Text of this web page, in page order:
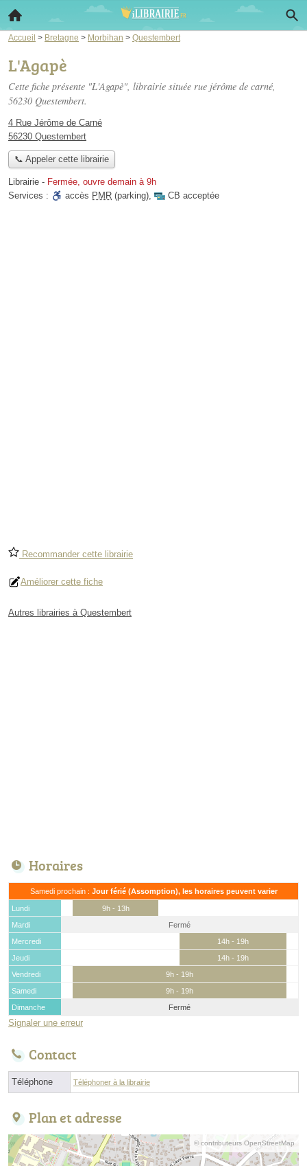
Accueil > Bretagne > Morbihan > Questembert
L'Agapè
Cette fiche présente "L'Agapè", librairie située rue jérôme de carné,
56230 Questembert.
4 Rue Jérôme de Carné
56230 Questembert
📞 Appeler cette librairie
Librairie - Fermée, ouvre demain à 9h
Services :
accès PMR (parking), CB acceptée
Recommander cette librairie
Améliorer cette fiche
Autres librairies à Questembert
Horaires
Samedi prochain : Jour férié (Assomption), les horaires peuvent varier
Lundi
9h - 13h
Mardi
Fermé
Mercredi
14h - 19h
Jeudi
14h - 19h
Vendredi
9h - 19h
Samedi
9h - 19h
Dimanche
Fermé
Signaler une erreur
Contact
Téléphone Téléphoner à la librairie
Plan et adresse
© contributeurs OpenStreetMap